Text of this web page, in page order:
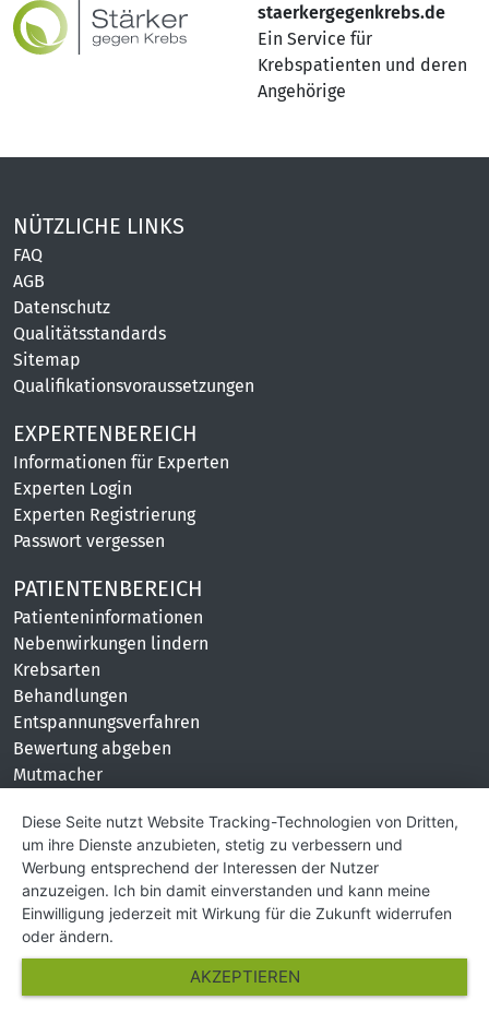
staerkergegenkrebs.de
Ein Service für
Krebspatienten und deren
Angehörige
NÜTZLICHE LINKS
FAQ
AGB
Datenschutz
Qualitätsstandards
Sitemap
Qualifikationsvoraussetzungen
EXPERTENBEREICH
Informationen für Experten
Experten Login
Experten Registrierung
Passwort vergessen
PATIENTENBEREICH
Patienteninformationen
Nebenwirkungen lindern
Krebsarten
Behandlungen
Entspannungsverfahren
Bewertung abgeben
Mutmacher
KONTAKT
Impressum
Hilfe und Kontakt
Partner
Presse
Über Uns
Diese Seite nutzt Website Tracking-Technologien von Dritten,
um ihre Dienste anzubieten, stetig zu verbessern und
Werbung entsprechend der Interessen der Nutzer
anzuzeigen. Ich bin damit einverstanden und kann meine
Einwilligung jederzeit mit Wirkung für die Zukunft widerrufen
oder ändern.
AKZEPTIEREN